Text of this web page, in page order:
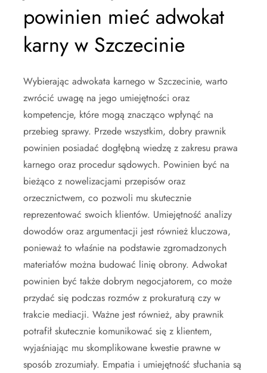
powinien mieć adwokat
karny w Szczecinie
Wybierając adwokata karnego w Szczecinie, warto
zwrócić uwagę na jego umiejętności oraz
kompetencje, które mogą znacząco wpłynąć na
przebieg sprawy. Przede wszystkim, dobry prawnik
powinien posiadać dogłębną wiedzę z zakresu prawa
karnego oraz procedur sądowych. Powinien być na
bieżąco z nowelizacjami przepisów oraz
orzecznictwem, co pozwoli mu skutecznie
reprezentować swoich klientów. Umiejętność analizy
dowodów oraz argumentacji jest również kluczowa,
ponieważ to właśnie na podstawie zgromadzonych
materiałów można budować linię obrony. Adwokat
powinien być także dobrym negocjatorem, co może
przydać się podczas rozmów z prokuraturą czy w
trakcie mediacji. Ważne jest również, aby prawnik
potrafił skutecznie komunikować się z klientem,
wyjaśniając mu skomplikowane kwestie prawne w
sposób zrozumiały. Empatia i umiejętność słuchania są